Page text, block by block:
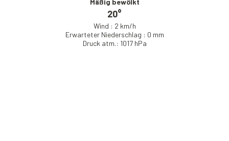
Mäßig bewölkt
20°
Wind : 2 km/h
Erwarteter Niederschlag : 0 mm
Druck atm.: 1017 hPa